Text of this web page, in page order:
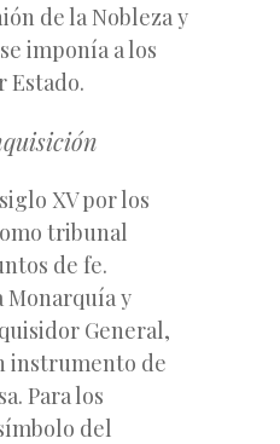
de la Nobleza y
imponía a los
Estado.
XV por los
tribunal
de fe.
Monarquía y
General,
instrumento de
Para los
del